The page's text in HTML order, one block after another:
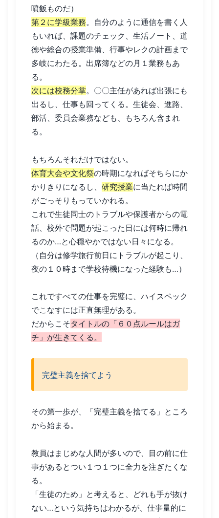
噴飯ものだ）
第２に学級業務。自分のように通信を書く人
もいれば、課題のチェック、生活ノート、道
徳や総合の授業準備、行事やレクの計画まで
多岐にわたる。出席簿などの月１業務もあ
る。
次には校務分掌。〇〇主任があれば出張にも
出るし、仕事も回ってくる。生徒会、進路、
部活、委員会業務なども、もちろん含まれ
る。
もちろんそれだけではない。
体育大会や文化祭の時期になればそちらにか
かりきりになるし、 研究授業に当たれば時間
がごっそりもっていかれる。
これで生徒同士のトラブルや保護者からの電
話、校外で問題が起こった日には何時に帰れ
るのか…と心穏やかではない日々になる。
（自分は修学旅行前日にトラブルが起こり、
夜の１０時まで学校待機になった経験も…）
これですべての仕事を完璧に、ハイスペック
でこなすには正直無理がある。
だからこそタイトルの「６０点ルールはガ
チ」が生きてくる。
完璧主義を捨てよう
その第一歩が、「完璧主義を捨てる」ところ
から始まる。
教員はまじめな人間が多いので、目の前に仕
事があるとつい１つ１つに全力を注ぎたくな
る。
「生徒のため」と考えると、どれも手が抜け
ない…という気持ちはわかるが、仕事量的に